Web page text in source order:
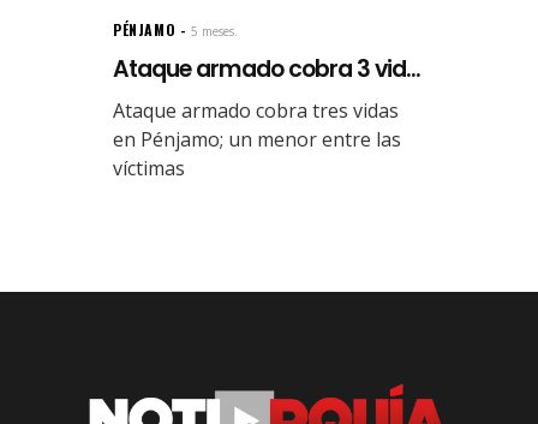
PÉNJAMO 5 meses.
Ataque armado cobra 3 vid...
Ataque armado cobra tres vidas
en Pénjamo; un menor entre las
víctimas